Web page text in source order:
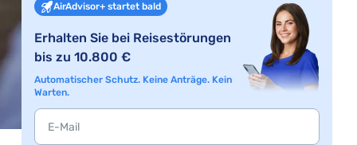
AirAdvisor+ startet bald
Erhalten Sie bei Reisestörungen
bis zu 10.800 €
Automatischer Schutz. Keine Anträge. Kein
Warten.